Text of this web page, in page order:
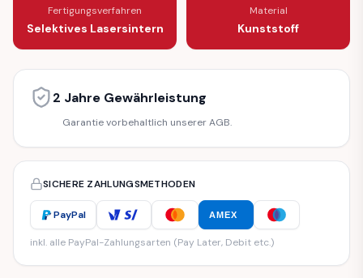
Fertigungsverfahren
Selektives Lasersintern
Material
Kunststoff
2 Jahre Gewährleistung
Garantie vorbehaltlich unserer AGB.
SICHERE ZAHLUNGSMETHODEN
PayPal AMEX
inkl. alle PayPal-Zahlungsarten (Pay Later, Debit etc.)